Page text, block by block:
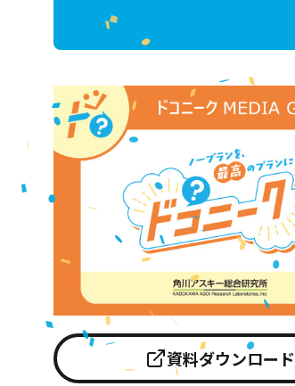
資料ダウンロード